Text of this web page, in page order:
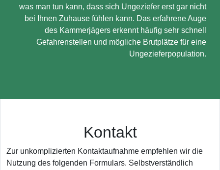
was man tun kann, dass sich Ungeziefer erst gar nicht
bei Ihnen Zuhause fühlen kann. Das erfahrene Auge
des Kammerjägers erkennt häufig sehr schnell
Gefahrenstellen und mögliche Brutplätze für eine
Ungezieferpopulation.
Kontakt
Zur unkomplizierten Kontaktaufnahme empfehlen wir die
Nutzung des folgenden Formulars. Selbstverständlich